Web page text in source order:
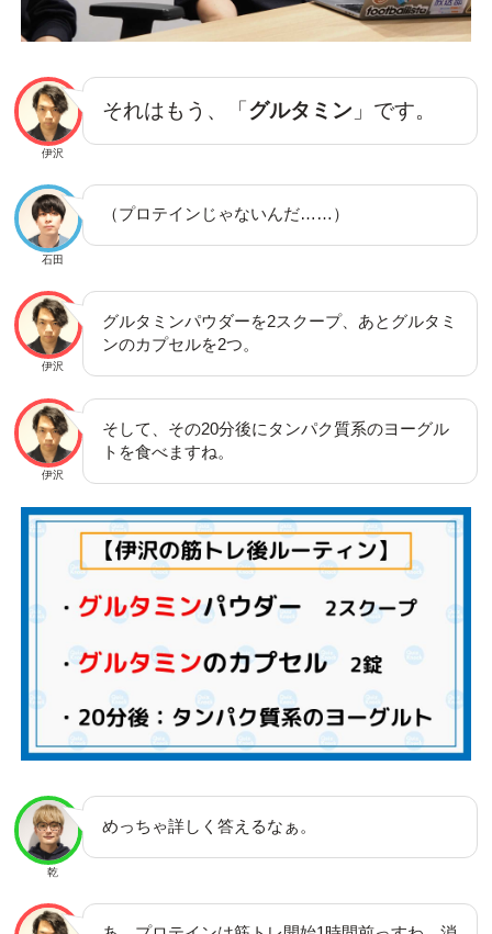
伊沢
それはもう、「 グルタミン 」です。
石田
（プロテインじゃないんだ……）
伊沢
グルタミンパウダーを2スクープ、あとグルタミ
ンのカプセルを2つ。
伊沢
そして、その20分後にタンパク質系のヨーグル
トを食べますね。
乾
めっちゃ詳しく答えるなぁ。